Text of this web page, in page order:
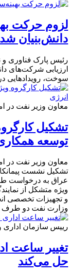
لزوم حرکت
دانش‌بنیان
رئیس پارک فناوری و
ارزیابی شرکت‌های
سوخت، رویدادهایی
معاون وزیر نفت در
تشکیل
توسعه
معاون وزیر نفت در
تشکیل نشست
عراق به درخواست
ویژه متشکل از
و تجهیزات تخصصی
وزارت نفت دو طرف
رییس سازمان اداری
تغییر ساعت
حل می‌کند